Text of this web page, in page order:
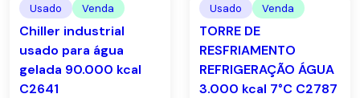
Usado Venda
Chiller industrial
usado para água
gelada 90.000 kcal
C2641
Usado Venda
TORRE DE
RESFRIAMENTO
REFRIGERAÇÃO ÁGUA
3.000 kcal 7°C C2787